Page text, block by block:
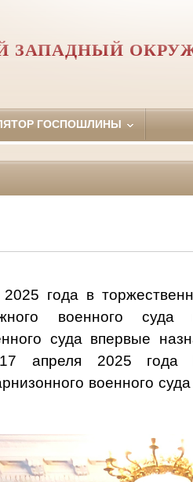
ЗАПАДНЫЙ
ГОСПОШЛИНЫ
в торжественной
военного суда
суда впервые
апреля 2025
военного